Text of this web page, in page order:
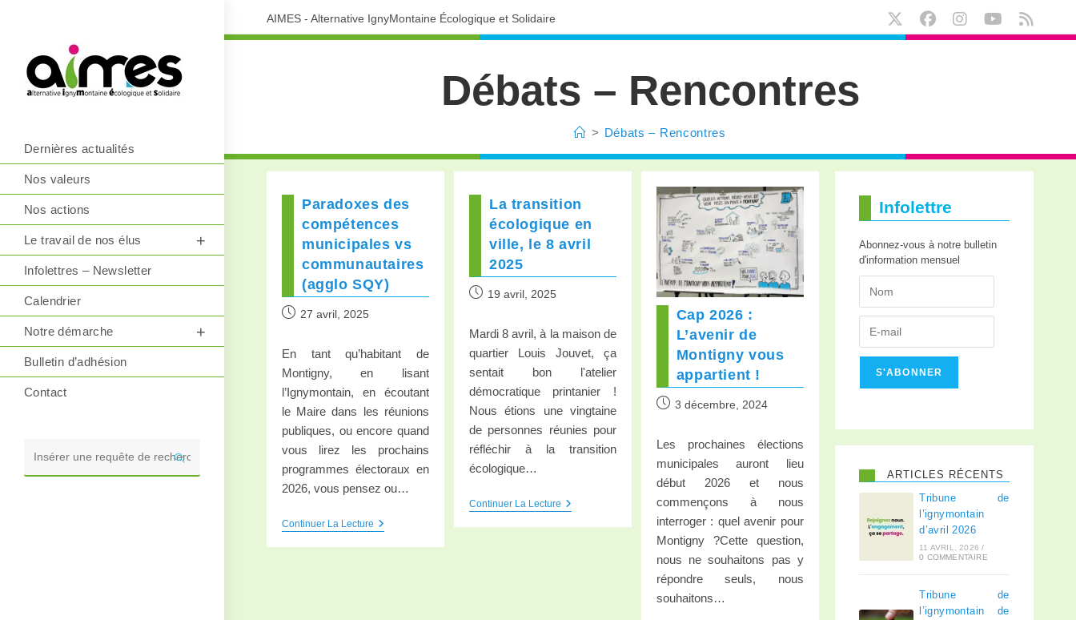
AIMES - Alternative IgnyMontaine Écologique et Solidaire
Dernières actualités
Nos valeurs
Nos actions
Le travail de nos élus
Infolettres – Newsletter
Calendrier
Notre démarche
Bulletin d’adhésion
Contact
Débats – Rencontres
> Débats – Rencontres
Paradoxes des
compétences
municipales vs
communautaires
(agglo SQY)
27 avril, 2025
En tant qu’habitant de
Montigny, en lisant
l’Ignymontain, en écoutant
le Maire dans les réunions
publiques, ou encore quand
vous lirez les prochains
programmes électoraux en
2026, vous pensez ou…
Continuer La Lecture
La transition
écologique en
ville, le 8 avril
2025
19 avril, 2025
Mardi 8 avril, à la maison de
quartier Louis Jouvet, ça
sentait bon l'atelier
démocratique printanier !
Nous étions une vingtaine
de personnes réunies pour
réfléchir à la transition
écologique…
Continuer La Lecture
Cap 2026 :
L’avenir de
Montigny vous
appartient !
3 décembre, 2024
Les prochaines élections
municipales auront lieu
début 2026 et nous
commençons à nous
interroger : quel avenir pour
Montigny ?Cette question,
nous ne souhaitons pas y
répondre seuls, nous
souhaitons…
Infolettre
Abonnez-vous à notre bulletin
d'information mensuel
S'ABONNER
ARTICLES RÉCENTS
Tribune de
l’ignymontain
d’avril 2026
11 AVRIL, 2026 /
0 COMMENTAIRE
Tribune de
l’ignymontain de